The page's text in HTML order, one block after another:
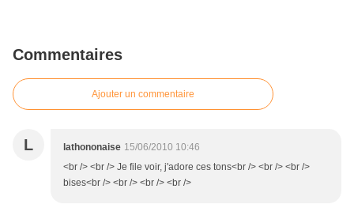
Commentaires
Ajouter un commentaire
L lathononaise 15/06/2010 10:46
<br /> <br /> Je file voir, j'adore ces tons<br /> <br /> <br />
bises<br /> <br /> <br /> <br />